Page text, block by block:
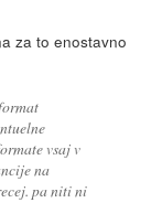
za to enostavno
vsaj v
na
pa niti ni